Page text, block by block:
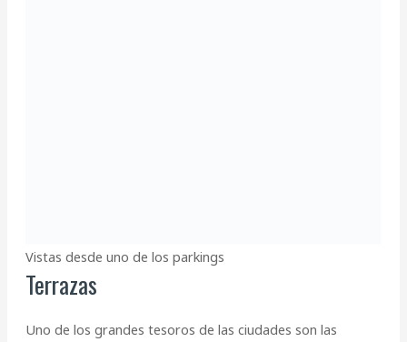
Vistas desde uno de los parkings
Terrazas
Uno de los grandes tesoros de las ciudades son las